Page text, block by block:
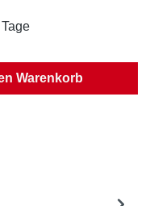
gewünschten
Warenkorb